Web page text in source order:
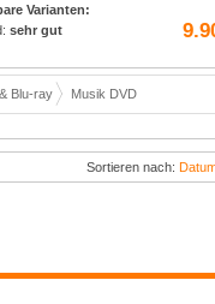
Varianten:
sehr gut
Blu-ray Musik DVD
Sortieren nach: